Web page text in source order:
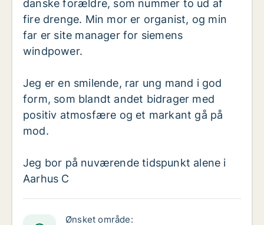
danske forældre, som nummer to ud af
fire drenge. Min mor er organist, og min
far er site manager for siemens
windpower.
Jeg er en smilende, rar ung mand i god
form, som blandt andet bidrager med
positiv atmosfære og et markant gå på
mod.
Jeg bor på nuværende tidspunkt alene i
Aarhus C
Ønsket område: